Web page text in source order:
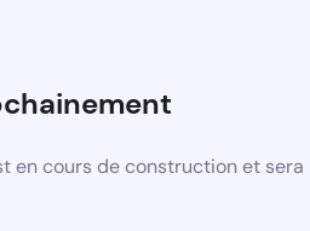
en cours de construction et